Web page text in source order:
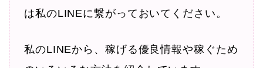
は私のLINEに繋がっておいてください。
私のLINEから、稼げる優良情報や稼ぐため